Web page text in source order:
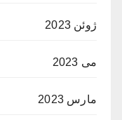
ژوئن 2023
می 2023
مارس 2023